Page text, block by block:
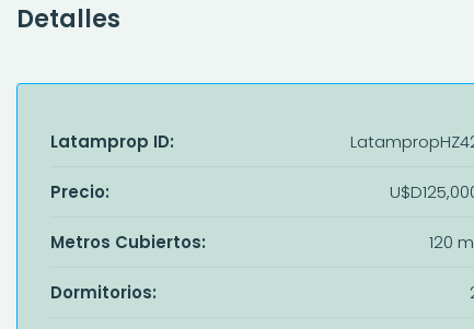
Detalles
Latamprop ID:
Precio:
Metros Cubiertos: 120
Dormitorios: